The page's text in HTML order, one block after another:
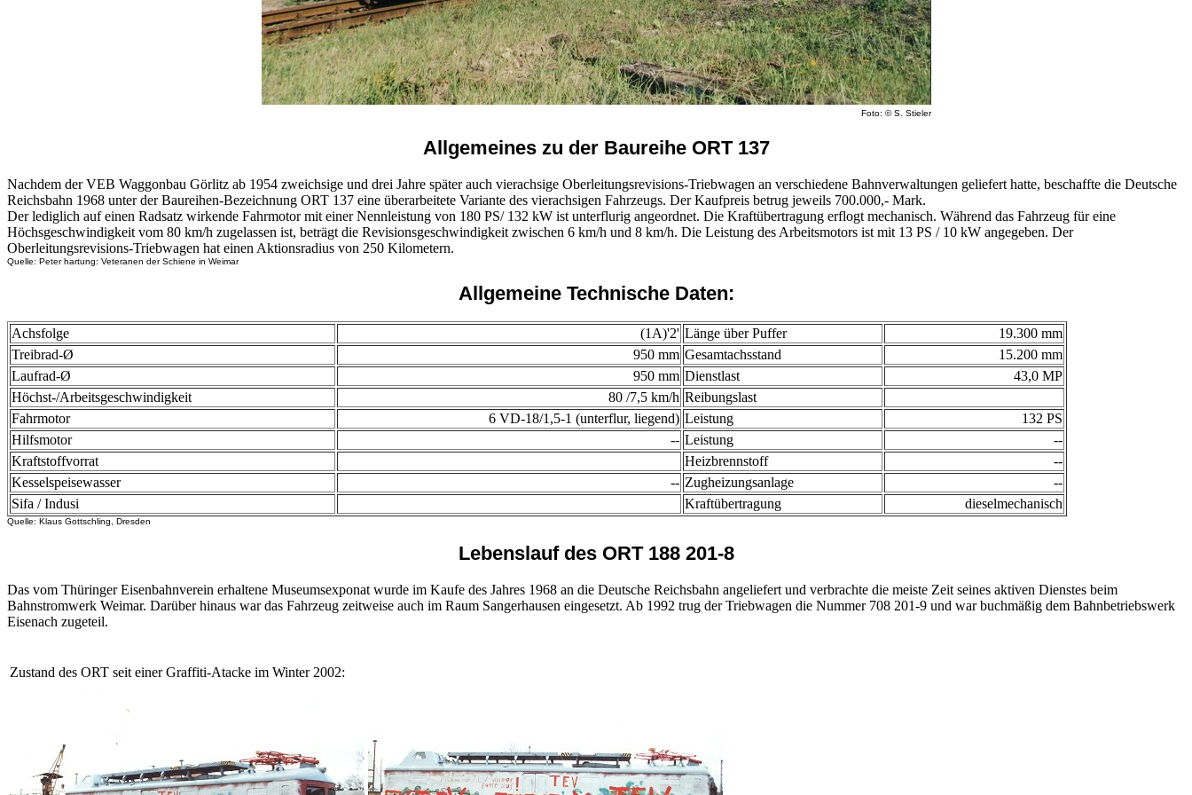
Foto: © S. Stieler
Allgemeines zu der Baureihe ORT 137
Nachdem der VEB Waggonbau Görlitz ab 1954 zweichsige und drei Jahre später auch vierachsige Oberleitungsrevisions-Triebwagen an verschiedene Bahnverwaltungen geliefert hatte, beschaffte die Deutsche
Reichsbahn 1968 unter der Baureihen-Bezeichnung ORT 137 eine überarbeitete Variante des vierachsigen Fahrzeugs. Der Kaufpreis betrug jeweils 700.000,- Mark.
Der lediglich auf einen Radsatz wirkende Fahrmotor mit einer Nennleistung von 180 PS/ 132 kW ist unterflurig angeordnet. Die Kraftübertragung erflogt mechanisch. Während das Fahrzeug für eine
Höchsgeschwindigkeit vom 80 km/h zugelassen ist, beträgt die Revisionsgeschwindigkeit zwischen 6 km/h und 8 km/h. Die Leistung des Arbeitsmotors ist mit 13 PS / 10 kW angegeben. Der
Oberleitungsrevisions-Triebwagen hat einen Aktionsradius von 250 Kilometern.
Quelle: Peter hartung: Veteranen der Schiene in Weimar
Allgemeine Technische Daten:
Achsfolge (1A)'2' Länge über Puffer
19.300 mm
Treibrad-Ø
950 mm Gesamtachsstand
15.200 mm
Laufrad-Ø
950 mm Dienstlast
43,0 MP
Höchst-/Arbeitsgeschwindigkeit
80 /7,5 km/h Reibungslast
Fahrmotor
6 VD-18/1,5-1 (unterflur, liegend) Leistung
132 PS
Hilfsmotor
-- Leistung
--
Kraftstoffvorrat
Heizbrennstoff
--
Kesselspeisewasser
-- Zugheizungsanlage
--
Sifa / Indusi
Kraftübertragung dieselmechanisch
Quelle: Klaus Gottschling, Dresden
Lebenslauf des ORT 188 201-8
Das vom Thüringer Eisenbahnverein erhaltene Museumsexponat wurde im Kaufe des Jahres 1968 an die Deutsche Reichsbahn angeliefert und verbrachte die meiste Zeit seines aktiven Dienstes beim
Bahnstromwerk Weimar. Darüber hinaus war das Fahrzeug zeitweise auch im Raum Sangerhausen eingesetzt. Ab 1992 trug der Triebwagen die Nummer 708 201-9 und war buchmäßig dem Bahnbetriebswerk
Eisenach zugeteil.
Zustand des ORT seit einer Graffiti-Atacke im Winter 2002: